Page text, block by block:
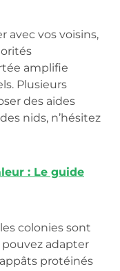
avec vos voisins,
amplifie
Plusieurs
des aides
nids, n’hésitez
: Le guide
colonies sont
adapter
protéinés